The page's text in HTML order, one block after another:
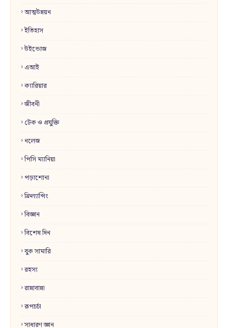
আত্মউন্নয়ন
ইতিহাস
উইন্ডোজ
এআই
ক্যারিয়ার
জীবনী
টেক ও প্রযুক্তি
নলেজ
পিসি ম্যানিয়া
পড়াশোনা
ফ্রিল্যান্সিং
বিজ্ঞান
বিশেষ দিন
বুক সামারি
রহস্য
রান্নাবান্না
রূপচর্চা
সাধারণ জ্ঞান